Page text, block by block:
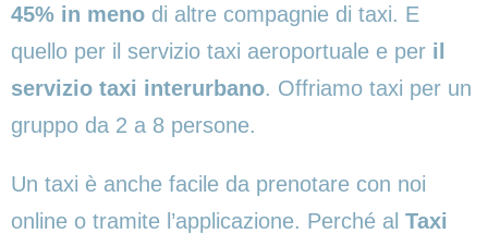
45% in meno di altre compagnie di taxi. E
quello per il servizio taxi aeroportuale e per il
servizio taxi interurbano. Offriamo taxi per un
gruppo da 2 a 8 persone.
Un taxi è anche facile da prenotare con noi
online o tramite l’applicazione. Perché al Taxi